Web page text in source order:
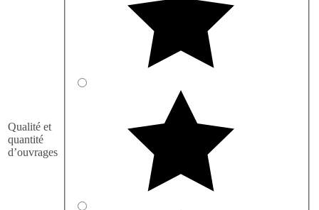
Qualité et
quantité
d’ouvrages